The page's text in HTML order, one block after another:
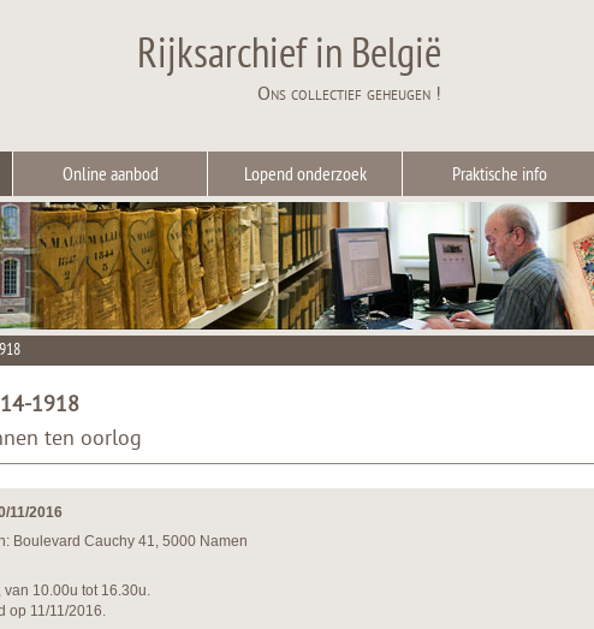
Rijksarchief in België
Ons collectief geheugen !
Online aanbod Lopend onderzoek Praktische info
1918
ten oorlog
11/2016
Boulevard Cauchy 41, 5000 Namen
10.00u tot 16.30u.
op 11/11/2016.